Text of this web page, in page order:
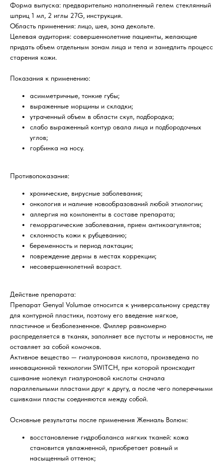
Форма выпуска: предварительно наполненный гелем стеклянный
шприц 1 мл, 2 иглы 27G, инструкция.
Область применения: лицо, шея, зона декольте.
Целевая аудитория: совершеннолетние пациенты, желающие
придать объем отдельным зонам лица и тела и замедлить процесс
старения кожи.
Показания к применению:
асимметричные, тонкие губы;
выраженные морщины и складки;
утраченный объем в области скул, подбородка;
слабо выраженный контур овала лица и подбородочных
углов;
горбинка на носу.
Противопоказания:
хронические, вирусные заболевания;
онкология и наличие новообразований любой этиологии;
аллергия на компоненты в составе препарата;
геморрагические заболевания, прием антикоагулянтов;
склонность кожи к рубцеванию;
беременность и период лактации;
повреждение дермы в местах коррекции;
несовершеннолетний возраст.
Действие препарата:
Препарат Genyal Volumae относится к универсальному средству
для контурной пластики, поэтому его введение мягкое,
пластичное и безболезненное. Филлер равномерно
распределяется в тканях, заполняет все пустоты и неровности, не
оставляет за собой комочков.
Активное вещество — гиалуроновая кислота, произведена по
инновационной технологии SWITCH, при которой происходит
сшивание молекул гиалуроновой кислоты сначала
параллельными пластами друг к другу, а после чего поперечными
сшивками пласты соединяются между собой.
Основные результаты после применения Жениаль Волюм:
восстановление гидробаланса мягких тканей: кожа
становится увлажненной, приобретает ровный и
насыщенный оттенок;